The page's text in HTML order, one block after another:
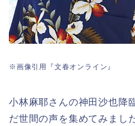
※画像引用『文春オンライン』
小林麻耶さんの神田沙也降
だ世間の声を集めてみまし